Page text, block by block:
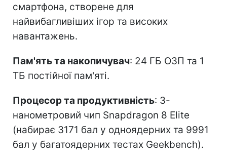
смартфона, створене для
найвибагливіших ігор та високих
навантажень.
Пам'ять та накопичувач: 24 ГБ ОЗП та 1
ТБ постійної пам'яті.
Процесор та продуктивність: 3-
нанометровий чип Snapdragon 8 Elite
(набирає 3171 бал у одноядерних та 9991
бал у багатоядерних тестах Geekbench).